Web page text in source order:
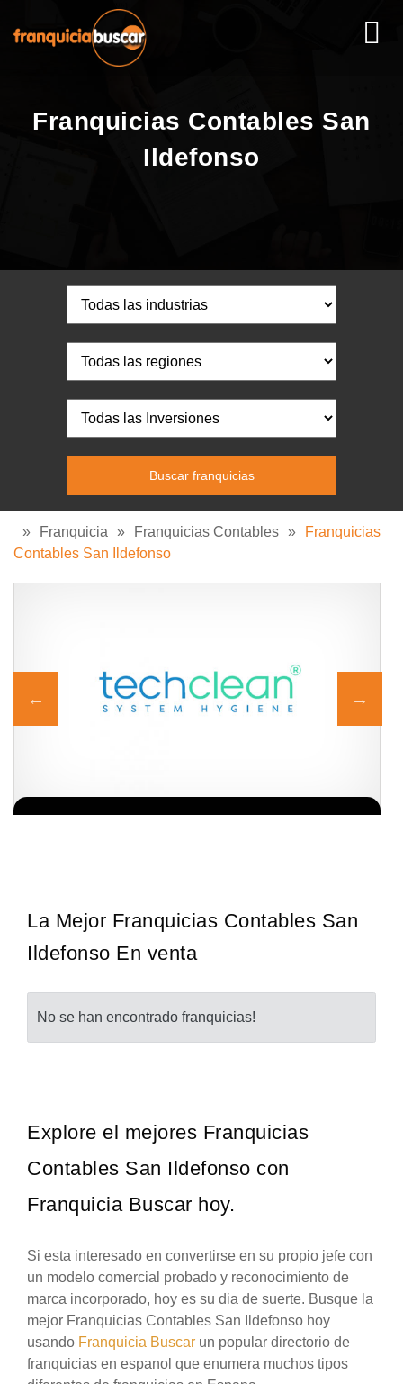
Franquicias Contables San
Ildefonso
» Franquicia » Franquicias Contables »
Franquicias
Contables San Ildefonso
La Mejor Franquicias Contables San
Ildefonso En venta
No se han encontrado franquicias!
Explore el mejores Franquicias
Contables San Ildefonso con
Franquicia Buscar hoy.
Si esta interesado en convertirse en su propio jefe con
un modelo comercial probado y reconocimiento de
marca incorporado, hoy es su dia de suerte. Busque la
mejor Franquicias Contables San Ildefonso hoy
usando Franquicia Buscar un popular directorio de
franquicias en espanol que enumera muchos tipos